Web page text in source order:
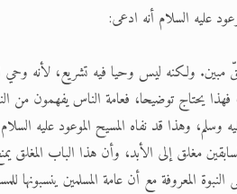
عليه السلام أنه ادعى:
مبين. ولكنه ليس وحيا فيه تشريع، لأنه وحي
يحتاج توضيحا، فعامة الناس يفهمون من
وسلم، وهذا قد نفاه المسيح الموعود عليه
السابقين مغلق إلى الأبد، وأن هذا الباب
النبوة المعروفة مع أن عامة المسلمين